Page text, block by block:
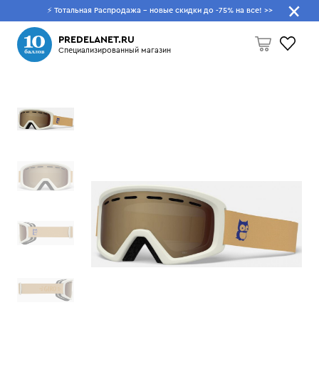
⚡ Тотальная Распродажа - новые скидки до -75% на все! >>
PREDELANET.RU
Специализированный магазин
Пусто
Что будем искать?